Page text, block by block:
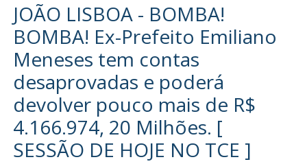
JOÃO LISBOA - BOMBA!
BOMBA! Ex-Prefeito Emiliano
Meneses tem contas
desaprovadas e poderá
devolver pouco mais de R$
4.166.974, 20 Milhões. [
SESSÃO DE HOJE NO TCE ]